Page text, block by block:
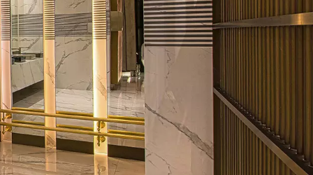
English
Русский
Español